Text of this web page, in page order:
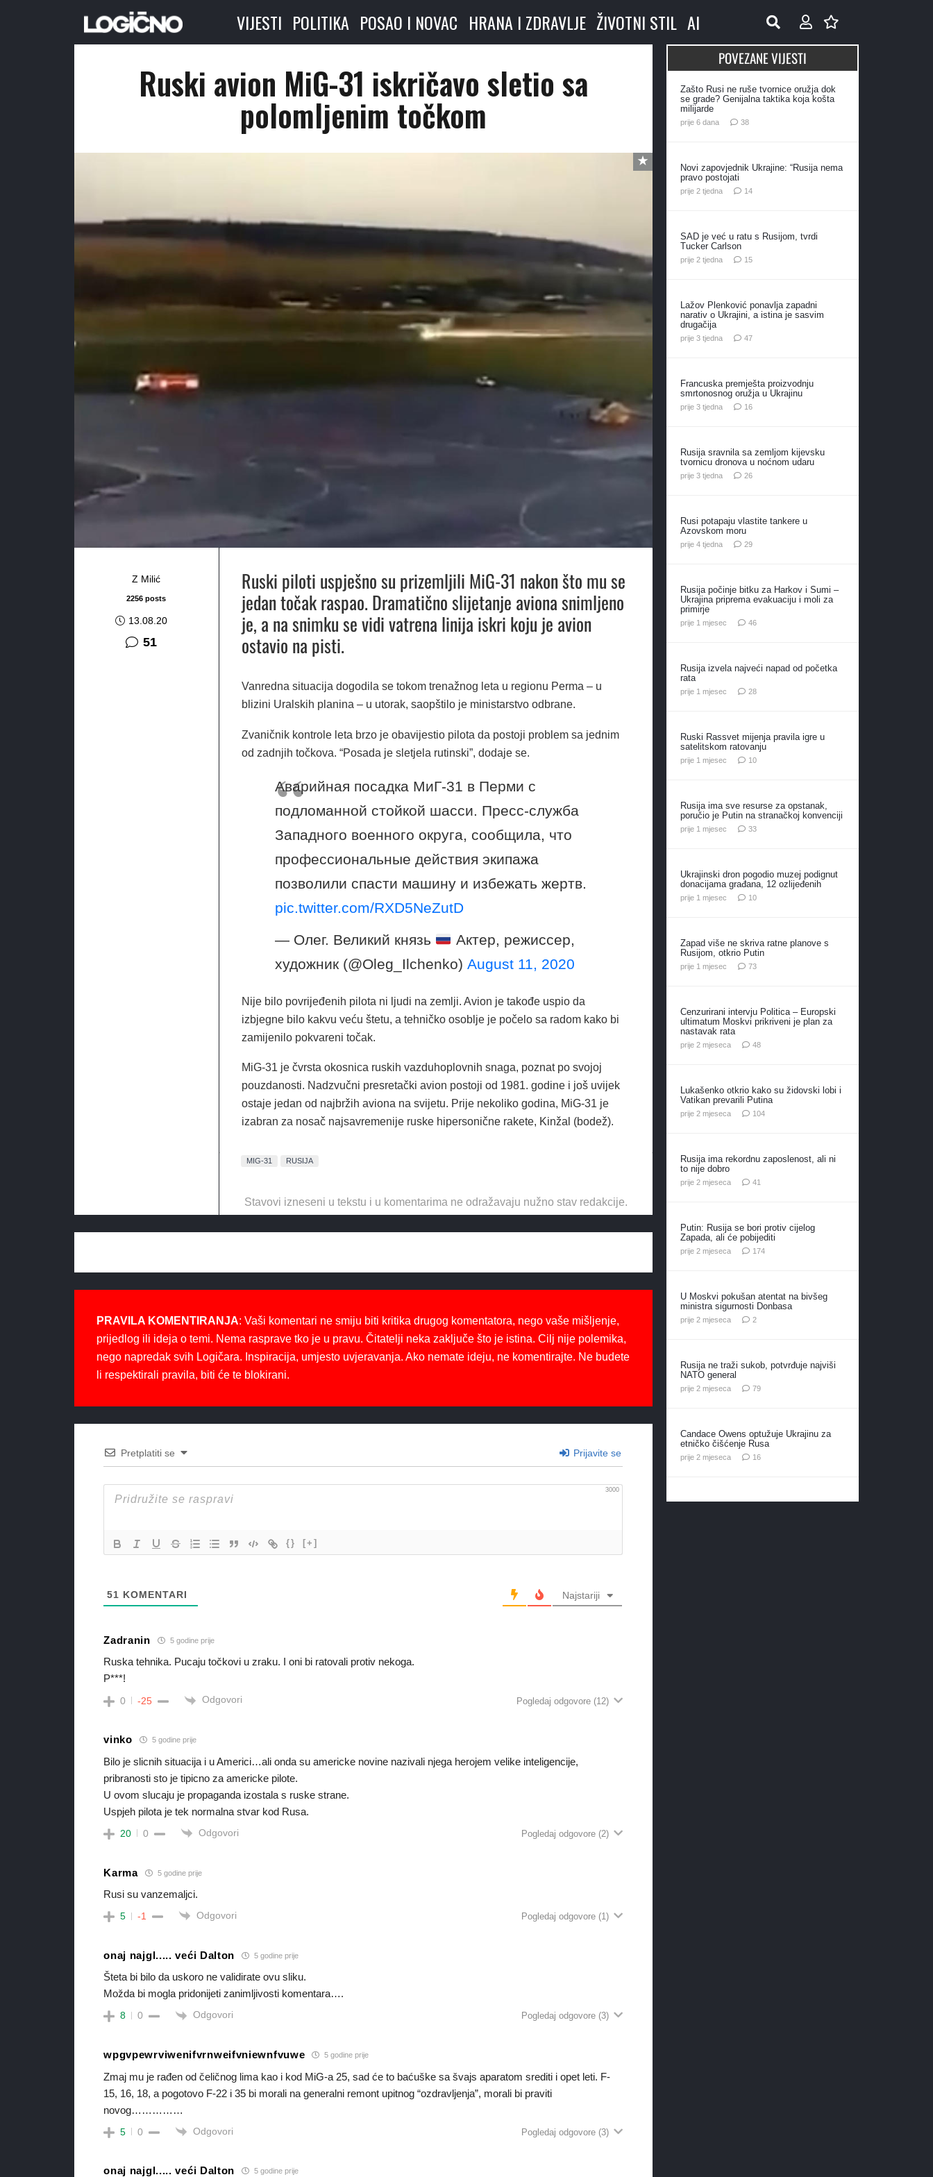
VIJESTI POLITIKA POSAO I NOVAC HRANA I ZDRAVLJE ŽIVOTNI STIL AI
Ruski avion MiG-31 iskričavo sletio sa
polomljenim točkom
Z Milić
2256 posts
13.08.20
51
Ruski piloti uspješno su prizemljili MiG-31 nakon što mu se
jedan točak raspao. Dramatično slijetanje aviona snimljeno
je, a na snimku se vidi vatrena linija iskri koju je avion
ostavio na pisti.
Vanredna situacija dogodila se tokom trenažnog leta u regionu Perma – u
blizini Uralskih planina – u utorak, saopštilo je ministarstvo odbrane.
Zvaničnik kontrole leta brzo je obavijestio pilota da postoji problem sa jednim
od zadnjih točkova. “Posada je sletjela rutinski”, dodaje se.
Аварийная посадка МиГ-31 в Перми с
подломанной стойкой шасси. Пресс-служба
Западного военного округа, сообщила, что
профессиональные действия экипажа
позволили спасти машину и избежать жертв.
pic.twitter.com/RXD5NeZutD
— Олег. Великий князь
Актер, режиссер,
художник (@Oleg_Ilchenko) August 11, 2020
Nije bilo povrijeđenih pilota ni ljudi na zemlji. Avion je takođe uspio da
izbjegne bilo kakvu veću štetu, a tehničko osoblje je počelo sa radom kako bi
zamijenilo pokvareni točak.
MiG-31 je čvrsta okosnica ruskih vazduhoplovnih snaga, poznat po svojoj
pouzdanosti. Nadzvučni presretački avion postoji od 1981. godine i još uvijek
ostaje jedan od najbržih aviona na svijetu. Prije nekoliko godina, MiG-31 je
izabran za nosač najsavremenije ruske hipersonične rakete, Kinžal (bodež).
MIG-31 RUSIJA
Stavovi izneseni u tekstu i u komentarima ne odražavaju nužno stav redakcije.
PRAVILA KOMENTIRANJA: Vaši komentari ne smiju biti kritika drugog komentatora, nego vaše mišljenje,
prijedlog ili ideja o temi. Nema rasprave tko je u pravu. Čitatelji neka zaključe što je istina. Cilj nije polemika,
nego napredak svih Logičara. Inspiracija, umjesto uvjeravanja. Ako nemate ideju, ne komentirajte. Ne budete
li respektirali pravila, biti će te blokirani.
Pretplatiti se Prijavite se
3000
{} [+]
51 KOMENTARI Najstariji
Zadranin 5 godine prije
Ruska tehnika. Pucaju točkovi u zraku. I oni bi ratovali protiv nekoga.
P***!
0 -25 Odgovori Pogledaj odgovore (12)
vinko 5 godine prije
Bilo je slicnih situacija i u Americi…ali onda su americke novine nazivali njega herojem velike inteligencije,
pribranosti sto je tipicno za americke pilote.
U ovom slucaju je propaganda izostala s ruske strane.
Uspjeh pilota je tek normalna stvar kod Rusa.
20 0 Odgovori Pogledaj odgovore (2)
Karma 5 godine prije
Rusi su vanzemaljci.
5 -1 Odgovori Pogledaj odgovore (1)
onaj najgl..... veći Dalton 5 godine prije
Šteta bi bilo da uskoro ne validirate ovu sliku.
Možda bi mogla pridonijeti zanimljivosti komentara….
8 0 Odgovori Pogledaj odgovore (3)
wpgvpewrviwenifvrnweifvniewnfvuwe 5 godine prije
Zmaj mu je rađen od čeličnog lima kao i kod MiG-a 25, sad će to baćuške sa švajs aparatom srediti i opet leti. F-
15, 16, 18, a pogotovo F-22 i 35 bi morali na generalni remont upitnog “ozdravljenja”, morali bi praviti
novog……………
5 0 Odgovori Pogledaj odgovore (3)
onaj najgl..... veći Dalton 5 godine prije
POVEZANE VIJESTI
Zašto Rusi ne ruše tvornice oružja dok
se grade? Genijalna taktika koja košta
milijarde
prije 6 dana 38komentara
Novi zapovjednik Ukrajine: “Rusija nema
pravo postojati
prije 2 tjedna 14komentara
SAD je već u ratu s Rusijom, tvrdi
Tucker Carlson
prije 2 tjedna 15komentara
Lažov Plenković ponavlja zapadni
narativ o Ukrajini, a istina je sasvim
drugačija
prije 3 tjedna 47komentara
Francuska premješta proizvodnju
smrtonosnog oružja u Ukrajinu
prije 3 tjedna 16komentara
Rusija sravnila sa zemljom kijevsku
tvornicu dronova u noćnom udaru
prije 3 tjedna 26komentara
Rusi potapaju vlastite tankere u
Azovskom moru
prije 4 tjedna 29komentara
Rusija počinje bitku za Harkov i Sumi –
Ukrajina priprema evakuaciju i moli za
primirje
prije 1 mjesec 46komentara
Rusija izvela najveći napad od početka
rata
prije 1 mjesec 28komentara
Ruski Rassvet mijenja pravila igre u
satelitskom ratovanju
prije 1 mjesec 10komentara
Rusija ima sve resurse za opstanak,
poručio je Putin na stranačkoj konvenciji
prije 1 mjesec 33komentara
Ukrajinski dron pogodio muzej podignut
donacijama građana, 12 ozlijeđenih
prije 1 mjesec 10komentara
Zapad više ne skriva ratne planove s
Rusijom, otkrio Putin
prije 1 mjesec 73komentara
Cenzurirani intervju Politica – Europski
ultimatum Moskvi prikriveni je plan za
nastavak rata
prije 2 mjeseca 48komentara
Lukašenko otkrio kako su židovski lobi i
Vatikan prevarili Putina
prije 2 mjeseca 104komentara
Rusija ima rekordnu zaposlenost, ali ni
to nije dobro
prije 2 mjeseca 41
Putin: Rusija se bori protiv cijelog
Zapada, ali će pobijediti
prije 2 mjeseca 174komentara
U Moskvi pokušan atentat na bivšeg
ministra sigurnosti Donbasa
prije 2 mjeseca 2komentara
Rusija ne traži sukob, potvrđuje najviši
NATO general
prije 2 mjeseca 79komentara
Candace Owens optužuje Ukrajinu za
etničko čišćenje Rusa
prije 2 mjeseca 16komentara